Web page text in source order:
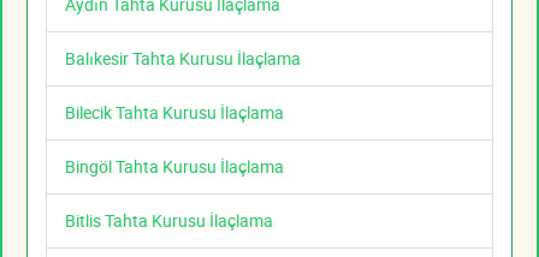
Balıkesir Tahta Kurusu İlaçlama
Bilecik Tahta Kurusu İlaçlama
Bingöl Tahta Kurusu İlaçlama
Bitlis Tahta Kurusu İlaçlama